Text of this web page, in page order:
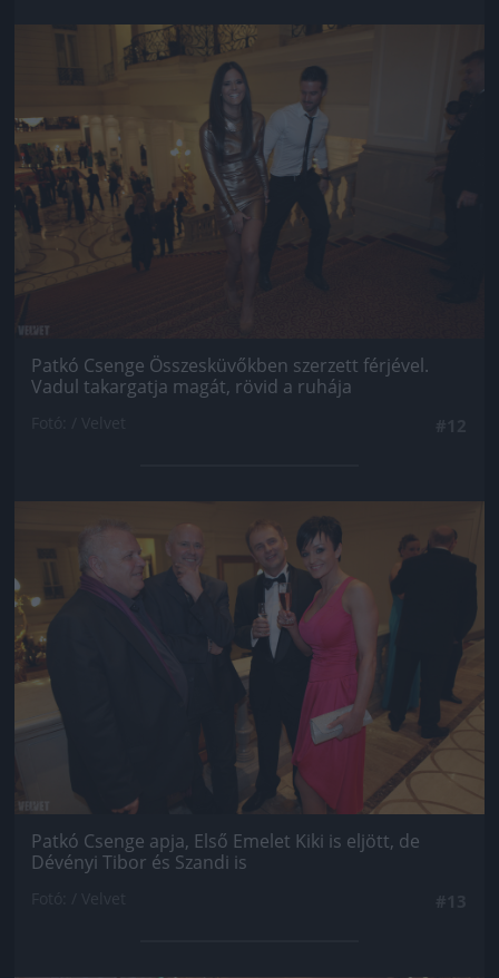
Jön még kép!
Patkó Csenge Összesküvőkben szerzett férjével.
Vadul takargatja magát, rövid a ruhája
Jön még kép!
Patkó Csenge apja, Első Emelet Kiki is eljött, de
Dévényi Tibor és Szandi is